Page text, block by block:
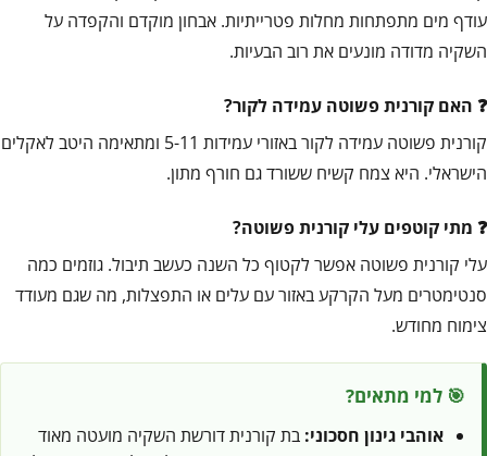
עודף מים מתפתחות מחלות פטרייתיות. אבחון מוקדם והקפדה על
השקיה מדודה מונעים את רוב הבעיות.
האם קורנית פשוטה עמידה לקור?
קורנית פשוטה עמידה לקור באזורי עמידות 5-11 ומתאימה היטב לאקלים
הישראלי. היא צמח קשיח ששורד גם חורף מתון.
מתי קוטפים עלי קורנית פשוטה?
עלי קורנית פשוטה אפשר לקטוף כל השנה כעשב תיבול. גוזמים כמה
סנטימטרים מעל הקרקע באזור עם עלים או התפצלות, מה שגם מעודד
צימוח מחודש.
🎯 למי מתאים?
אוהבי גינון חסכוני: בת קורנית דורשת השקיה מועטה מאוד